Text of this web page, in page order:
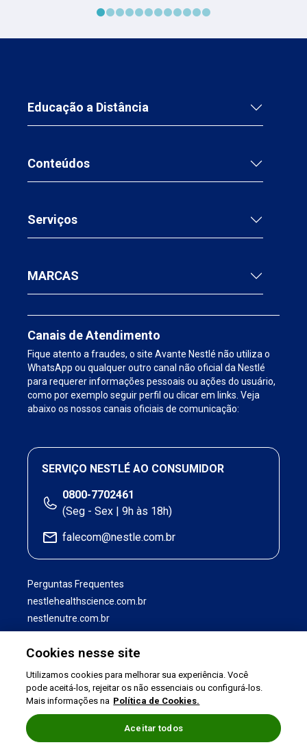
Educação a Distância
Conteúdos
Serviços
MARCAS
Canais de Atendimento
Fique atento a fraudes, o site Avante Nestlé não utiliza o
WhatsApp ou qualquer outro canal não oficial da Nestlé
para requerer informações pessoais ou ações do usuário,
como por exemplo seguir perfil ou clicar em links. Veja
abaixo os nossos canais oficiais de comunicação:
SERVIÇO NESTLÉ AO CONSUMIDOR
0800-7702461
(Seg - Sex | 9h às 18h)
falecom@nestle.com.br
Perguntas Frequentes
nestlehealthscience.com.br
nestlenutre.com.br
Cookies nesse site
Utilizamos cookies para melhorar sua experiência. Você
pode aceitá-los, rejeitar os não essenciais ou configurá-los.
Mais informações na Política de Cookies.
Aceitar todos